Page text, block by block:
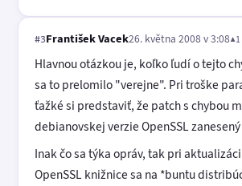
#3František Vacek26. května 2008 v 3:08
Hlavnou otázkou je, koľko ľudí o tejto
sa to prelomilo "verejne". Pri troške
ťažké si predstaviť, že patch s chybou
debianovskej verzie OpenSSL
Inak čo sa týka opráv, tak pri
OpenSSL knižnice sa na *buntu